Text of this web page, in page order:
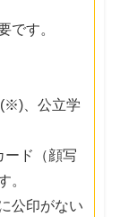
です。
、公立学
ド（顔写
。
公印がない